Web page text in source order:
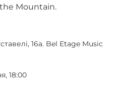
Mountain.
16а. Bel Etage Music
18:00